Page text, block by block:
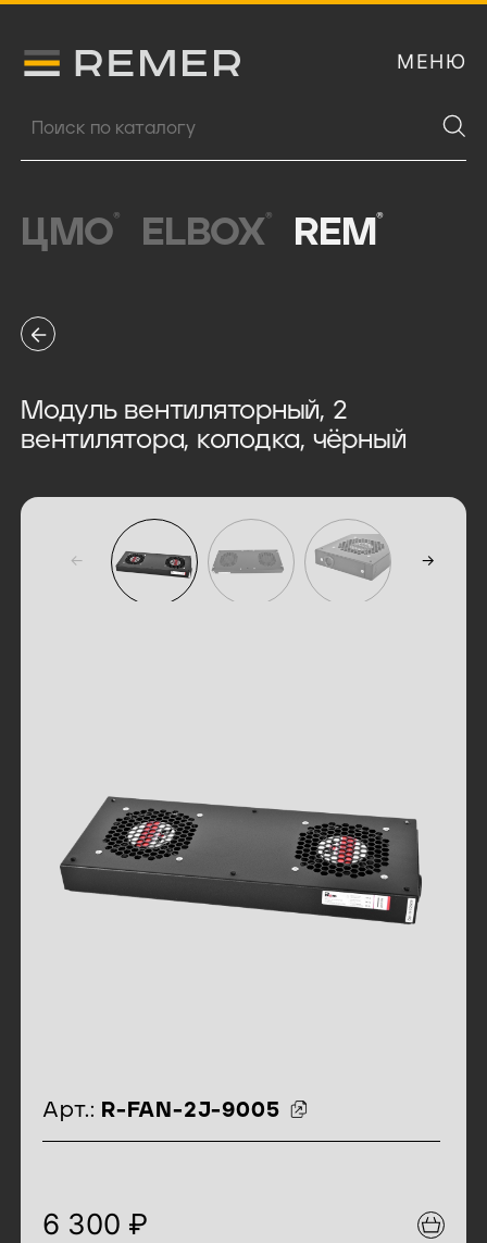
Логитип компании Remer МЕНЮ
Поиск продукции
ЦМО® ELBOX® REM ®
Модуль вентиляторный, 2
вентилятора, колодка, чёрный
идентификаторы товара
Арт.: R-FAN-2J-9005
6 300 ₽